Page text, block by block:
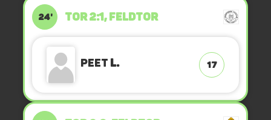
24' TOR 2:1, FELDTOR
Peet L. 17